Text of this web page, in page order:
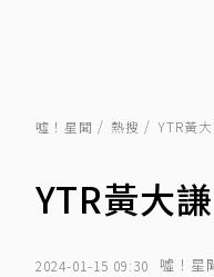
噓！星聞 熱搜 YTR黃
YTR黃大
2024-01-15 09:30 噓！星